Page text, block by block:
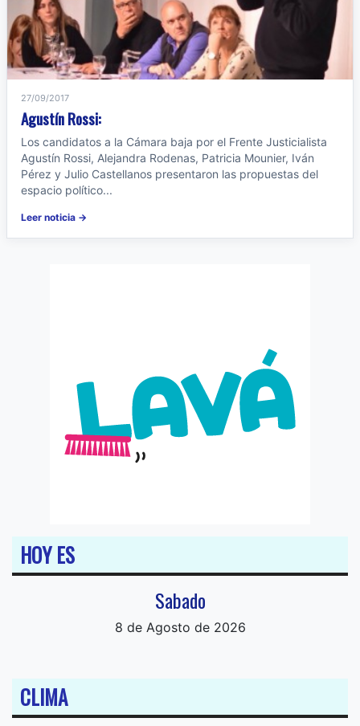
27/09/2017
Agustín Rossi:
Los candidatos a la Cámara baja por el Frente Justicialista
Agustín Rossi, Alejandra Rodenas, Patricia Mounier, Iván
Pérez y Julio Castellanos presentaron las propuestas del
espacio político...
Leer noticia →
HOY ES
Sabado
8 de Agosto de 2026
CLIMA